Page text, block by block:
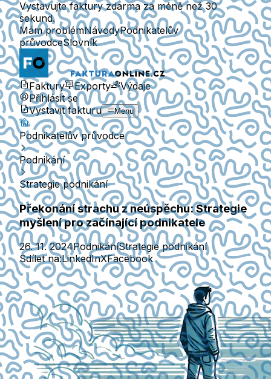
Vystavujte faktury zdarma za méně než 30
sekund.
Mám problémNávodyPodnikatelův
průvodceSlovník
Faktury Exporty
Výdaje
Přihlásit se
Vystavit fakturu
Menu
Podnikatelův průvodce
Podnikání
Strategie podnikání
Překonání strachu z neúspěchu: Strategie
myšlení pro začínající podnikatele
26. 11. 2024PodnikáníStrategie podnikání
Sdílet na:LinkedInXFacebook